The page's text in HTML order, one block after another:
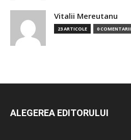
Vitalii Mereutanu
23 ARTICOLE 0 COMENTARII
ALEGEREA EDITORULUI